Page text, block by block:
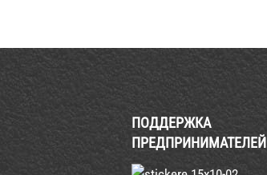
ПОДДЕРЖКА
ПРЕДПРИНИМАТЕЛЕЙ